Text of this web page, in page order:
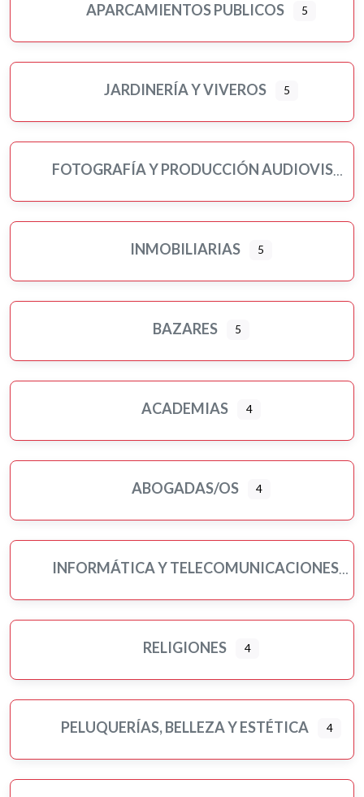
APARCAMIENTOS PUBLICOS 5
JARDINERÍA Y VIVEROS 5
FOTOGRAFÍA Y PRODUCCIÓN AUDIOVISUAL
INMOBILIARIAS 5
BAZARES 5
ACADEMIAS 4
ABOGADAS/OS 4
INFORMÁTICA Y TELECOMUNICACIONES
RELIGIONES 4
PELUQUERÍAS, BELLEZA Y ESTÉTICA 4